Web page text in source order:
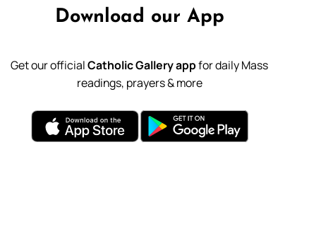
Download our App
Get our officialCatholic Gallery appfor daily Mass
readings, prayers & more